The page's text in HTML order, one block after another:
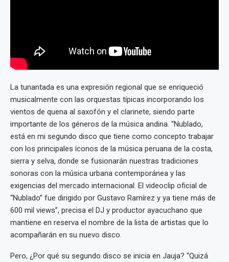
La tunantada es una expresión regional que se enriqueció
musicalmente con las orquestas típicas incorporando los
vientos de quena al saxofón y el clarinete, siendo parte
importante de los géneros de la música andina. “Nublado,
está en mi segundo disco que tiene como concepto trabajar
con los principales íconos de la música peruana de la costa,
sierra y selva, donde se fusionarán nuestras tradiciones
sonoras con la música urbana contemporánea y las
exigencias del mercado internacional. El videoclip oficial de
“Nublado” fue dirigido por Gustavo Ramírez y ya tiene más de
600 mil views”, precisa el DJ y productor ayacuchano que
mantiene en reserva el nombre de la lista de artistas que lo
acompañarán en su nuevo disco.
Pero, ¿Por qué su segundo disco se inicia en Jauja? “Quizá